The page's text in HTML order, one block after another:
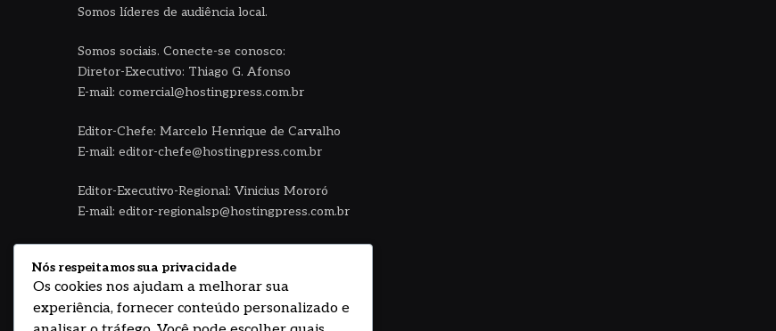
Somos líderes de audiência local.
Somos sociais. Conecte-se conosco:
Diretor-Executivo: Thiago G. Afonso
E-mail: comercial@hostingpress.com.br
Editor-Chefe: Marcelo Henrique de Carvalho
E-mail: editor-chefe@hostingpress.com.br
Editor-Executivo-Regional: Vinicius Mororó
E-mail: editor-regionalsp@hostingpress.com.br
E-mail: editoria@hostingpress.com.br
Fale no WhatsApp HostingPress
Nós respeitamos sua privacidade
Os cookies nos ajudam a melhorar sua
experiência, fornecer conteúdo personalizado e